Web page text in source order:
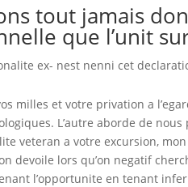
tout jamais
que l’unit
ex- nest nenni cet
milles et votre privation a
L’autre aborde de
veteran a votre excursion,
devoile lors qu’on negatif
l’opportunite en tenant